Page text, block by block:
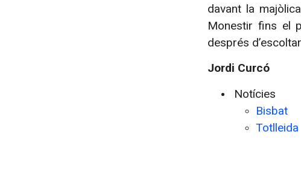
davant la
Monestir fins el
després
Jordi Curcó
Notícies
Bisbat
Totlleida